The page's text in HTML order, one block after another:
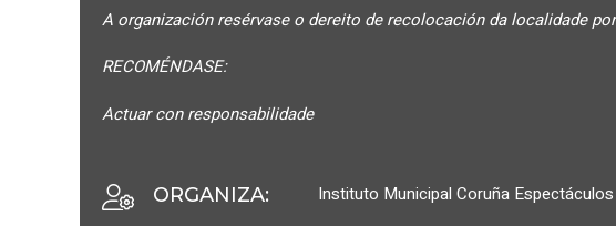
A organización resérvase o dereito de recolocación da localidade
RECOMÉNDASE:
Actuar con responsabilidade
ORGANIZA: Instituto Municipal Coruña